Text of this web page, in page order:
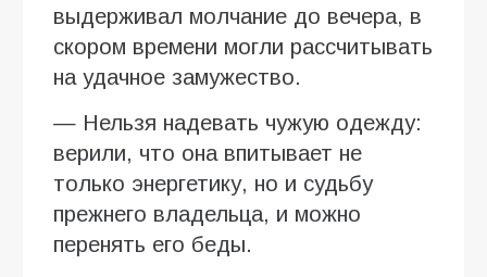
выдерживал молчание до вечера, в
скором времени могли рассчитывать
на удачное замужество.
— Нельзя надевать чужую одежду:
верили, что она впитывает не
только энергетику, но и судьбу
прежнего владельца, и можно
перенять его беды.